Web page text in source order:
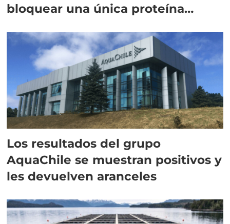
bloquear una única proteína
Los resultados del grupo
AquaChile se muestran positivos y
les devuelven aranceles